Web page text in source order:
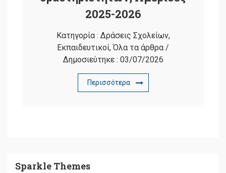
2025-2026
Κατηγορία : Δράσεις Σχολείων,
Εκπαιδευτικοί,Όλα τα άρθρα /
Δημοσιεύτηκε : 03/07/2026
Περισσότερα
Sparkle Themes